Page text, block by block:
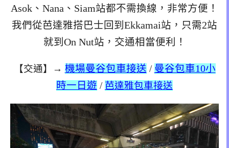
Asok、Nana、Siam站都不需換線，非常方便！
我們從芭達雅搭巴士回到Ekkamai站，只需2站
就到On Nut站，交通相當便利！
【交通】→ 機場曼谷包車接送 / 曼谷包車10小
時一日遊 / 芭達雅包車接送